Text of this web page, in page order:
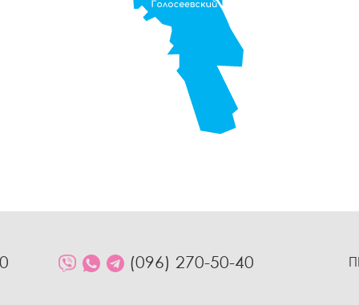
(096) 270-50-40